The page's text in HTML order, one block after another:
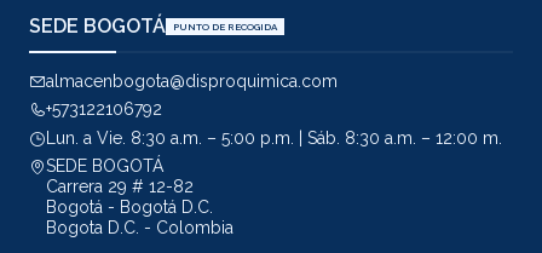
SEDE BOGOTÁ PUNTO DE RECOGIDA
almacenbogota@disproquimica.com
+573122106792
Lun. a Vie. 8:30 a.m. – 5:00 p.m. | Sáb. 8:30 a.m. – 12:00 m.
SEDE BOGOTÁ
Carrera 29 # 12-82
Bogotá - Bogotá D.C.
Bogota D.C. - Colombia